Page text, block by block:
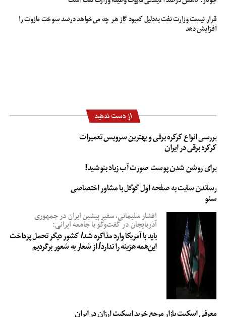
کنار یکدیگر بخوابید «اینگونه نارحتی بین شما از بین می رود.»
قرار نیست وزارت نفت به‌دلیل کمبود گاز هر چه می‌خواهد درصد سوخت مازوت را
افزایش دهد
از دست ندهید
بررسی انواع کرکره برقی و بهترین سرویس تعمیرات
کرکره برقی در ایران
برای روشن شدن پوست صورت آب زیاد بنوشید!
رساندن سایت به صفحه اول گوگل با مشاور اختصاصی
سئو
افشار سلیمانی، سفیر پیشین ایران در جمهوری
آذربایجان در گفت‌وگو با جامعه ایرانی:
باید با آمریکا وارد مذاکره شد/ کشور دیگر تحمل پرداخت
این‌همه هزینه را ندارد/ از شعار به شعور برگردیم
معرفی اسکیت بازار مرجع خرید اسکیت ارزان در ایران